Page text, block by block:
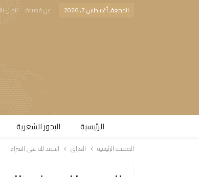
الجمعة, أغسطس 7, 2026 عن قصيدة اتصل بنا
الرئيسية البحور الشعرية​
الصفحة الرئيسية العراق الحمد لله على السراء